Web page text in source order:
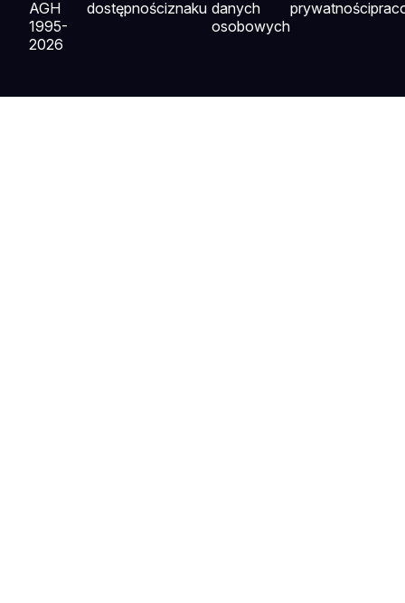
AGH
1995-
2026
dostępnościznaku danych
osobowych
prywatności